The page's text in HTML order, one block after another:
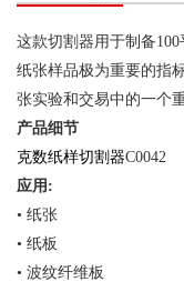
这款切割器用于制备100
纸张样品极为重要的指
张实验和交易中的一个
产品细节
克数纸样切割器C0042
应用 :
• 纸张
• 纸板
• 波纹纤维板